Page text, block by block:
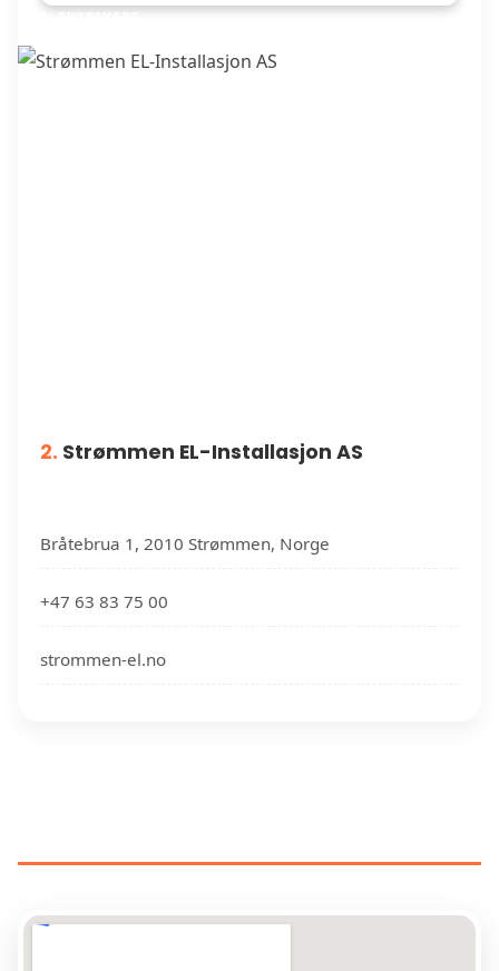
2. Strømmen EL-Installasjon AS
Bråtebrua 1, 2010 Strømmen, Norge
+47 63 83 75 00
strommen-el.no